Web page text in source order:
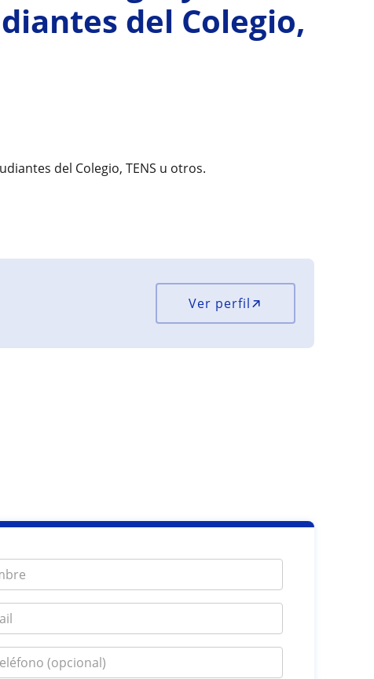
del Colegio,
del Colegio, TENS u otros.
Ver perfil